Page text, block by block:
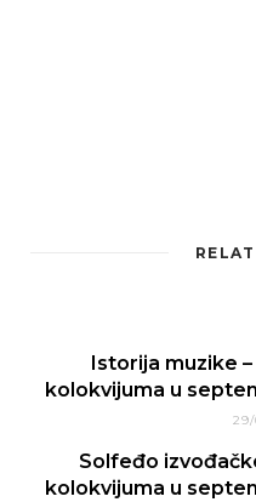
Istorija muzike
kolokvijuma u
Solfeđo
kolokvijuma u